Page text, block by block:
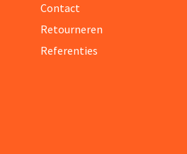
Contact
Retourneren
Referenties